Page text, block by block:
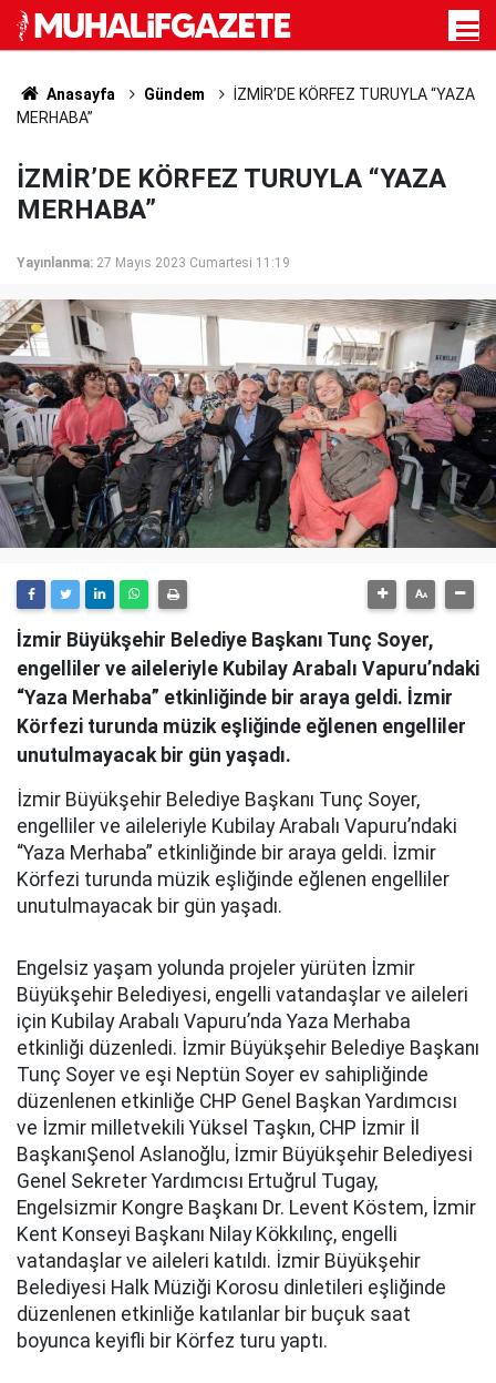
Anasayfa Gündem
İZMİR’DE KÖRFEZ TURUYLA “YAZA
MERHABA”
İZMİR’DE KÖRFEZ TURUYLA “YAZA
MERHABA”
Yayınlanma: 27 Mayıs 2023 Cumartesi 11:19
İzmir Büyükşehir Belediye Başkanı Tunç Soyer,
engelliler ve aileleriyle Kubilay Arabalı Vapuru’ndaki
“Yaza Merhaba” etkinliğinde bir araya geldi. İzmir
Körfezi turunda müzik eşliğinde eğlenen engelliler
unutulmayacak bir gün yaşadı.
İzmir Büyükşehir Belediye Başkanı Tunç Soyer,
engelliler ve aileleriyle Kubilay Arabalı Vapuru’ndaki
“Yaza Merhaba” etkinliğinde bir araya geldi. İzmir
Körfezi turunda müzik eşliğinde eğlenen engelliler
unutulmayacak bir gün yaşadı.
Engelsiz yaşam yolunda projeler yürüten İzmir
Büyükşehir Belediyesi, engelli vatandaşlar ve aileleri
için Kubilay Arabalı Vapuru’nda Yaza Merhaba
etkinliği düzenledi. İzmir Büyükşehir Belediye Başkanı
Tunç Soyer ve eşi Neptün Soyer ev sahipliğinde
düzenlenen etkinliğe CHP Genel Başkan Yardımcısı
ve İzmir milletvekili Yüksel Taşkın, CHP İzmir İl
BaşkanıŞenol Aslanoğlu, İzmir Büyükşehir Belediyesi
Genel Sekreter Yardımcısı Ertuğrul Tugay,
Engelsizmir Kongre Başkanı Dr. Levent Köstem, İzmir
Kent Konseyi Başkanı Nilay Kökkılınç, engelli
vatandaşlar ve aileleri katıldı. İzmir Büyükşehir
Belediyesi Halk Müziği Korosu dinletileri eşliğinde
düzenlenen etkinliğe katılanlar bir buçuk saat
boyunca keyifli bir Körfez turu yaptı.